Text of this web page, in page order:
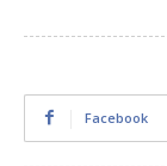
Facebook